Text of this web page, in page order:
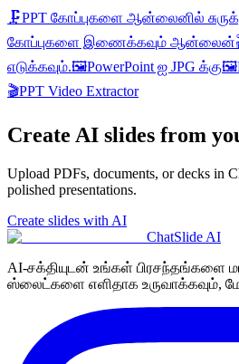
🗜️PPT கோப்புகளை ஆன்லைனில்
கோப்புகளை இணைக்கவும் ஆன்லைன்
எடுக்கவும்.🖼️PowerPoint ஐ JPG க்கு🖼️
🎬PPT Video Extractor
Create AI slides from
Upload PDFs, documents, or decks in
polished presentations.
Create slides with AI
ChatSlide AI
AI-சக்தியுடன் உங்கள் பிரசந்தங்களை
ஸ்லைட்களை எளிதாக உருவாக்கவும்,